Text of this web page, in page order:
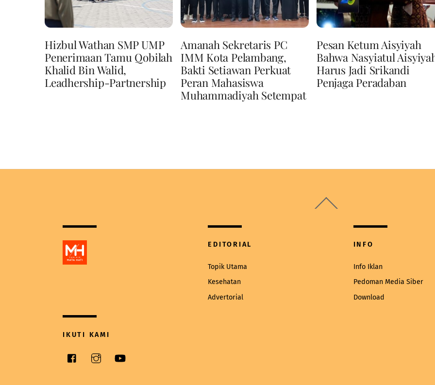
Hizbul Wathan SMP UMP
Penerimaan Tamu Qobilah
Khalid Bin Walid,
Leadhership-Partnership
Amanah Sekretaris PC
IMM Kota Pelambang,
Bakti Setiawan Perkuat
Peran Mahasiswa
Muhammadiyah Setempat
Pesan Ketum Aisyiyah
Bahwa Nasyiatul
Harus Jadi Srikandi
Penjaga Peradaban
To
EDITORIAL
Topik Utama
Kesehatan
Advertorial
INFO
Info Iklan
Pedoman Media Siber
Download
IKUTI KAMI
Facebook